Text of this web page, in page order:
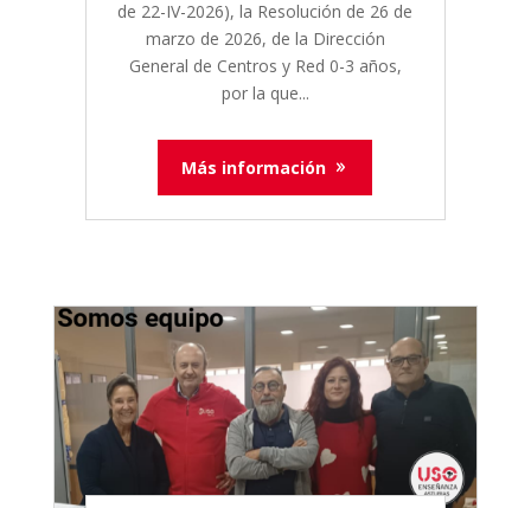
de 22-IV-2026), la Resolución de 26 de
marzo de 2026, de la Dirección
General de Centros y Red 0-3 años,
por la que...
Más información